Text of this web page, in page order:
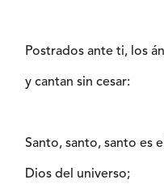
Postrados ante ti, los
y cantan sin cesar:
Santo, santo, santo es
Dios del universo;